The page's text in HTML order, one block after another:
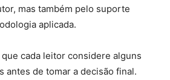
mas também pelo suporte
aplicada.
cada leitor considere alguns
antes de tomar a decisão final.